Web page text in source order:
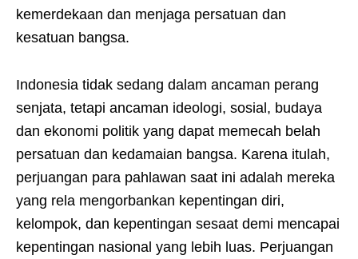
kemerdekaan dan menjaga persatuan dan
kesatuan bangsa.
Indonesia tidak sedang dalam ancaman perang
senjata, tetapi ancaman ideologi, sosial, budaya
dan ekonomi politik yang dapat memecah belah
persatuan dan kedamaian bangsa. Karena itulah,
perjuangan para pahlawan saat ini adalah mereka
yang rela mengorbankan kepentingan diri,
kelompok, dan kepentingan sesaat demi mencapai
kepentingan nasional yang lebih luas. Perjuangan